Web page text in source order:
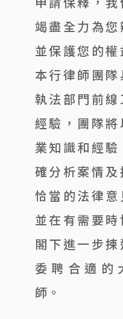
竭盡全力為您
並保護您的權
本行律師團隊
執法部門前線
經驗，團隊將
業知識和經驗
確分析案情及
恰當的法律意
並在有需要時
閣下進一步揀
委聘合適的
師。